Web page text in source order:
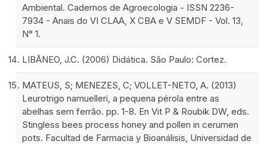
Ambiental. Cadernos de Agroecologia - ISSN 2236-
7934 - Anais do VI CLAA, X CBA e V SEMDF - Vol. 13,
N° 1.
LIBÂNEO, J.C. (2006) Didática. São Paulo: Cortez.
MATEUS, S; MENEZES, C; VOLLET-NETO, A. (2013)
Leurotrigo namuelleri, a pequena pérola entre as
abelhas sem ferrão. pp. 1-8. En Vit P & Roubik DW, eds.
Stingless bees process honey and pollen in cerumen
pots. Facultad de Farmacia y Bioanálisis, Universidad de